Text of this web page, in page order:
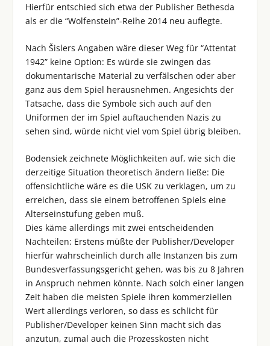
Hierfür entschied sich etwa der Publisher Bethesda
als er die “Wolfenstein”-Reihe 2014 neu auflegte.
Nach Šislers Angaben wäre dieser Weg für “Attentat
1942” keine Option: Es würde sie zwingen das
dokumentarische Material zu verfälschen oder aber
ganz aus dem Spiel herausnehmen. Angesichts der
Tatsache, dass die Symbole sich auch auf den
Uniformen der im Spiel auftauchenden Nazis zu
sehen sind, würde nicht viel vom Spiel übrig bleiben.
Bodensiek zeichnete Möglichkeiten auf, wie sich die
derzeitige Situation theoretisch ändern ließe: Die
offensichtliche wäre es die USK zu verklagen, um zu
erreichen, dass sie einem betroffenen Spiels eine
Alterseinstufung geben muß.
Dies käme allerdings mit zwei entscheidenden
Nachteilen: Erstens müßte der Publisher/Developer
hierfür wahrscheinlich durch alle Instanzen bis zum
Bundesverfassungsgericht gehen, was bis zu 8 Jahren
in Anspruch nehmen könnte. Nach solch einer langen
Zeit haben die meisten Spiele ihren kommerziellen
Wert allerdings verloren, so dass es schlicht für
Publisher/Developer keinen Sinn macht sich das
anzutun, zumal auch die Prozesskosten nicht